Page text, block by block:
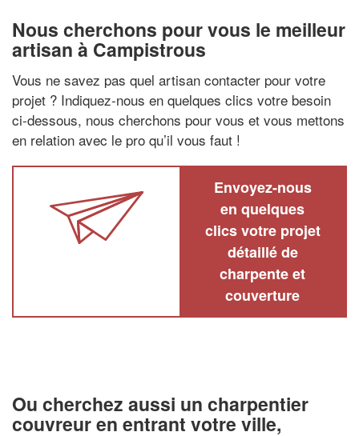
Nous cherchons pour vous le meilleur
artisan à Campistrous
Vous ne savez pas quel artisan contacter pour votre
projet ? Indiquez-nous en quelques clics votre besoin
ci-dessous, nous cherchons pour vous et vous mettons
en relation avec le pro qu’il vous faut !
Envoyez-nous
en quelques
clics votre projet
détaillé de
charpente et
couverture
Ou cherchez aussi un charpentier
couvreur en entrant votre ville,